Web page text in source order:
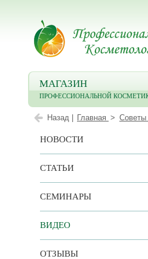
МАГАЗИН
ПРОФЕССИОНАЛЬНОЙ
Назад | Главная Советы
НОВОСТИ
СТАТЬИ
СЕМИНАРЫ
ВИДЕО
ОТЗЫВЫ